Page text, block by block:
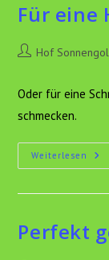
Für eine
Beitrags-
Hof
Oder für eine
schmecken.
Weiterlesen Für
Perfekt